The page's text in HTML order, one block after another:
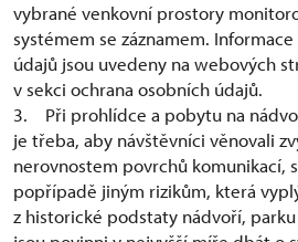
vybrané venkovní prostory
systémem se záznamem.
údajů jsou uvedeny na webových
v sekci ochrana osobních údajů.
3. Při prohlídce a pobytu na
je třeba, aby návštěvníci věnovali
nerovnostem povrchů komunikací,
popřípadě jiným rizikům, která
z historické podstaty nádvoří,